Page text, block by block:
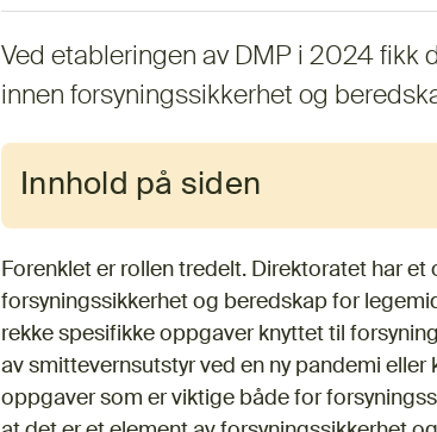
Ved etableringen av DMP i 2024 fikk
innen forsyningssikkerhet og
Innhold på siden
Forenklet er rollen tredelt. Direktoratet har
forsyningssikkerhet og beredskap for
rekke spesifikke oppgaver knyttet til
av smittevernsutstyr ved en ny pandemi
oppgaver som er viktige både for